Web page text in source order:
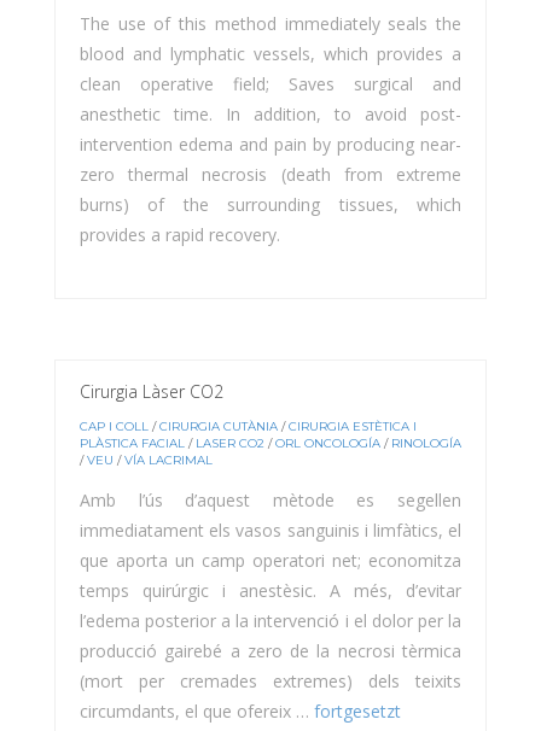
The use of this method immediately seals the
blood and lymphatic vessels, which provides a
clean operative field; Saves surgical and
anesthetic time. In addition, to avoid post-
intervention edema and pain by producing near-
zero thermal necrosis (death from extreme
burns) of the surrounding tissues, which
provides a rapid recovery.
Cirurgia Làser CO2
CAP I COLL /CIRURGIA CUTÀNIA /CIRURGIA ESTÈTICA I
PLÀSTICA FACIAL / LASER CO2 /ORL ONCOLOGÍA / RINOLOGÍA
/VEU /VÍA LACRIMAL
Amb l’ús d’aquest mètode es segellen
immediatament els vasos sanguinis i limfàtics, el
que aporta un camp operatori net; economitza
temps quirúrgic i anestèsic. A més, d’evitar
l’edema posterior a la intervenció i el dolor per la
producció gairebé a zero de la necrosi tèrmica
(mort per cremades extremes) dels teixits
circumdants, el que ofereix … fortgesetzt